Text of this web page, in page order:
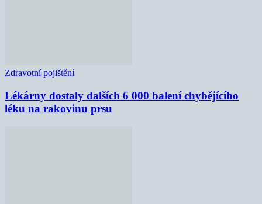
Zdravotní pojištění
Lékárny dostaly dalších 6 000 balení chybějícího
léku na rakovinu prsu